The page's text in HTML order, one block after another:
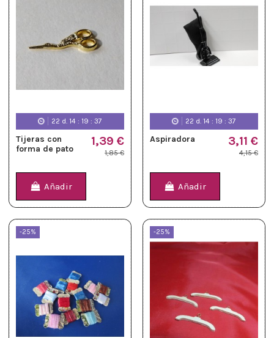
22d. 14: 19: 36
Tijeras con
forma de pato
1,39 €
1,85 €
Añadir
22d. 14: 19: 36
Aspiradora 3,11 €
4,15 €
Añadir
-25% -25%